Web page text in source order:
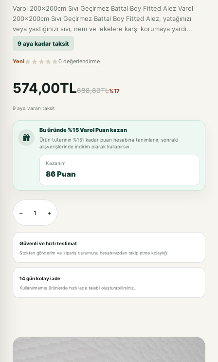
Varol 200x200cm Sıvı Geçirmez Battal Boy Fitted Alez Varol
200x200cm Sıvı Geçirmez Battal Boy Fitted Alez, yatağınızı
veya yastığınızı sıvı, nem ve lekelere karşı korumaya yardı...
9 aya kadar taksit
Yeni 0 değerlendirme
574,00TL688,80TL%17
9 aya varan taksit
Bu üründe %15 Varol Puan kazan
Ürün tutarının %15'i kadar puan hesabına tanımlanır, sonraki
alışverişlerinde indirim olarak kullanırsın.
Kazanım
86 Puan
− +
Güvenli ve hızlı teslimat
Stoktan gönderim ve sipariş durumunu hesabınızdan takip etme kolaylığı.
14 gün kolay iade
Kullanılmamış ürünlerde hızlı iade talebi oluşturabilirsiniz.